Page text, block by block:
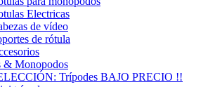
Electricas
de vídeo
de rótula
& Monopodos
Trípodes BAJO PRECIO !!